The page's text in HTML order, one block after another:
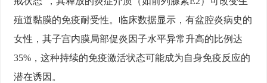
殖道黏膜的免疫耐受性。临床数据显示，有盆腔炎病史的
女性，其子宫内膜局部促炎因子水平异常升高的比例达
35%，这种持续的免疫激活状态可能成为自身免疫反应的
潜在诱因。